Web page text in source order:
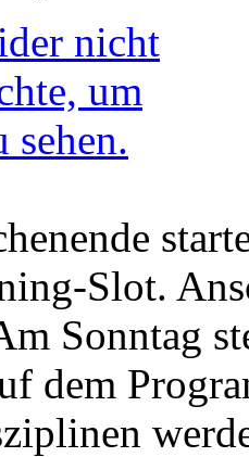
Slot.
Sonntag
dem